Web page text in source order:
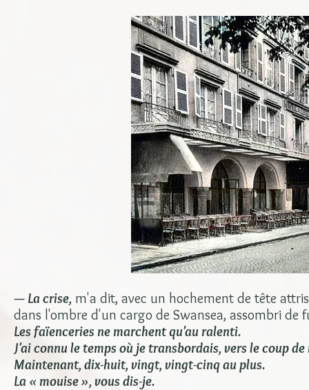
— La crise, m'a dit, avec un hochement de tête
dans l'ombre d'un cargo de Swansea, assombri de
Les faïenceries ne marchent qu'au ralenti.
J'ai connu le temps où je transbordais, vers le coup
Maintenant, dix-huit, vingt, vingt-cinq au plus.
La « mouise », vous dis-je.